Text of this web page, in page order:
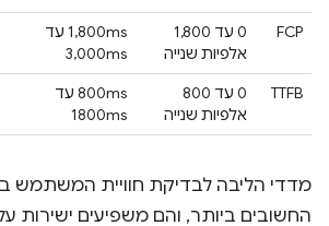
FCP
0 עד 1,800
אלפיות שנייה
1,800ms עד
3,000ms
TTFB
0 עד 800
אלפיות שנייה
800ms עד
1800ms
מדדי הליבה לבדיקת חוויית
החשובים ביותר, והם משפיעים ישירות על